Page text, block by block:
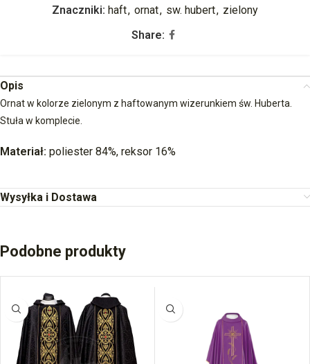
Znaczniki: haft, ornat, sw. hubert, zielony
Share:
Opis
Ornat w kolorze zielonym z haftowanym wizerunkiem św. Huberta.
Stuła w komplecie.
Materiał: poliester 84%, reksor 16%
Wysyłka i Dostawa
Podobne produkty